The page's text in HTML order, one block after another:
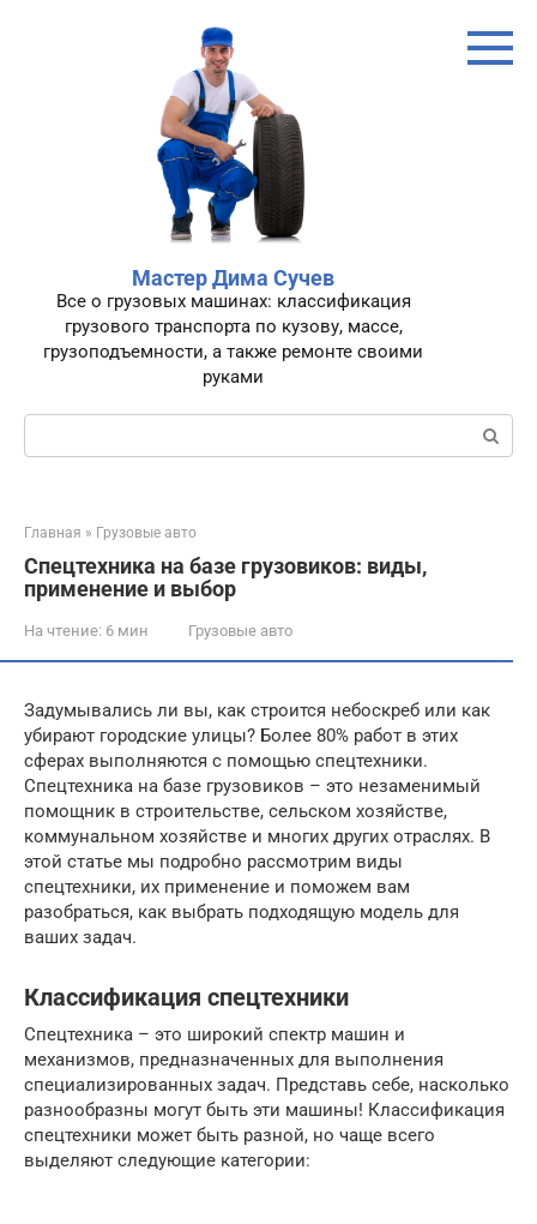
Мастер Дима Сучев
Все о грузовых машинах: классификация
грузового транспорта по кузову, массе,
грузоподъемности, а также ремонте своими
руками
Поиск:
Главная » Грузовые авто
Спецтехника на базе грузовиков: виды,
применение и выбор
На чтение: 6 мин Грузовые авто
Задумывались ли вы, как строится небоскреб или как
убирают городские улицы? Более 80% работ в этих
сферах выполняются с помощью спецтехники.
Спецтехника на базе грузовиков – это незаменимый
помощник в строительстве, сельском хозяйстве,
коммунальном хозяйстве и многих других отраслях. В
этой статье мы подробно рассмотрим виды
спецтехники, их применение и поможем вам
разобраться, как выбрать подходящую модель для
ваших задач.
Классификация спецтехники
Спецтехника – это широкий спектр машин и
механизмов, предназначенных для выполнения
специализированных задач. Представь себе, насколько
разнообразны могут быть эти машины! Классификация
спецтехники может быть разной, но чаще всего
выделяют следующие категории: